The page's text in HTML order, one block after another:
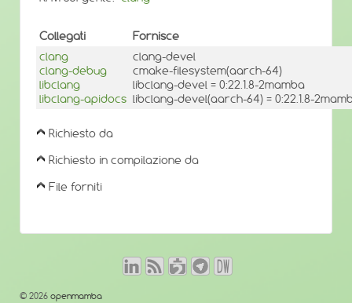
Collegati
Fornisce
clang
clang-debug
libclang
libclang-apidocs
clang-devel
cmake-filesystem(aarch-64)
libclang-devel = 0:22.1.8-2mamba
libclang-devel(aarch-64) = 0:22.1.8-
Richiesto da
Richiesto in compilazione da
File forniti
© 2026 openmamba